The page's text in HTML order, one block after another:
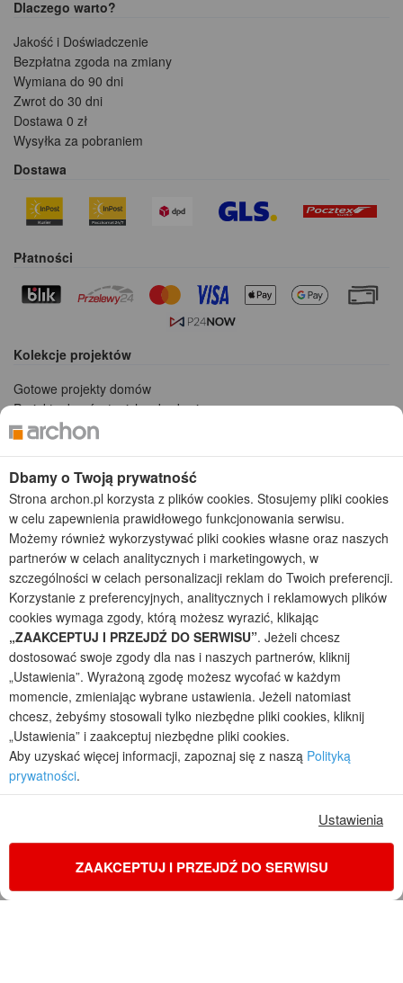
Dlaczego warto?
Jakość i Doświadczenie
Bezpłatna zgoda na zmiany
Wymiana do 90 dni
Zwrot do 30 dni
Dostawa 0 zł
Wysyłka za pobraniem
Dostawa
Płatności
Kolekcje projektów
Gotowe projekty domów
Projekty domów tanich w budowie
Projekty domów szeregowych
Projekty domów wielorodzinnych
Projekty domów bliźniaczych
Projekty domów nowoczesnych
Projekty domów parterowych
2026 © ARCHON+ Biuro Projektów - Tradycyjne i nowoczesne gotowe
projekty domów - autorska pracownia architektoniczna założona w 1990r.
przez arch. Barbarę Mendel
Z uwagi na ciągłe doskonalenie procesu powstawania projektów (zgodnie z
normą ISO 9001), prezentowane na stronie projekty domów mogą
nieznacznie różnić się od dokumentacji technicznej.
Informujemy, iż w celu optymalizacji treści dostępnych w naszym sklepie,
dostosowania ich do Państwa indywidualnych potrzeb korzystamy z
informacji zapisanych za pomocą plików cookies na urządzeniach
końcowych użytkowników. Pliki cookies użytkownik może kontrolować za
pomocą ustawień swojej przeglądarki internetowej. Dalsze korzystanie z
naszego serwisu internetowego, bez zmiany ustawień przeglądarki
internetowej oznacza, iż użytkownik akceptuje stosowanie plików cookies.
Więcej informacji zawartych jest w polityce prywatności.
Regulamin sklepu internetowego
Reklamacje
Jak zmienić ustawienia cookies
Dbamy o Twoją prywatność
Strona archon.pl korzysta z plików cookies. Stosujemy pliki cookies
w celu zapewnienia prawidłowego funkcjonowania serwisu.
Możemy również wykorzystywać pliki cookies własne oraz naszych
partnerów w celach analitycznych i marketingowych, w
szczególności w celach personalizacji reklam do Twoich preferencji.
Korzystanie z preferencyjnych, analitycznych i reklamowych plików
cookies wymaga zgody, którą możesz wyrazić, klikając
„ZAAKCEPTUJ I PRZEJDŹ DO SERWISU”. Jeżeli chcesz
dostosować swoje zgody dla nas i naszych partnerów, kliknij
„Ustawienia”. Wyrażoną zgodę możesz wycofać w każdym
momencie, zmieniając wybrane ustawienia. Jeżeli natomiast
chcesz, żebyśmy stosowali tylko niezbędne pliki cookies, kliknij
„Ustawienia” i zaakceptuj niezbędne pliki cookies.
Aby uzyskać więcej informacji, zapoznaj się z naszą Polityką
prywatności.
Ustawienia
ZAAKCEPTUJ I PRZEJDŹ DO SERWISU